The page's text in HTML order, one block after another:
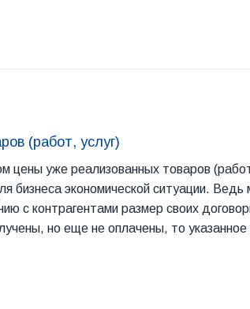
(работ, услуг)
цены уже реализованных товаров
экономической ситуации. Ведь
с контрагентами размер своих
но еще не оплачены, то